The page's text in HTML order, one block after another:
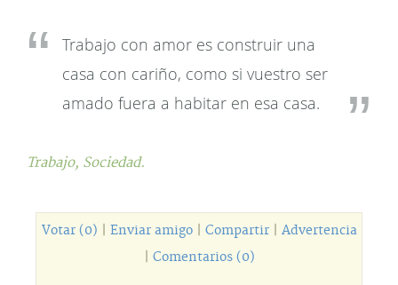
Trabajo con amor es construir una
casa con cariño, como si vuestro ser
amado fuera a habitar en esa casa.
Trabajo, Sociedad.
Votar (0) Enviar amigo| Compartir| Advertencia
Comentarios (0)